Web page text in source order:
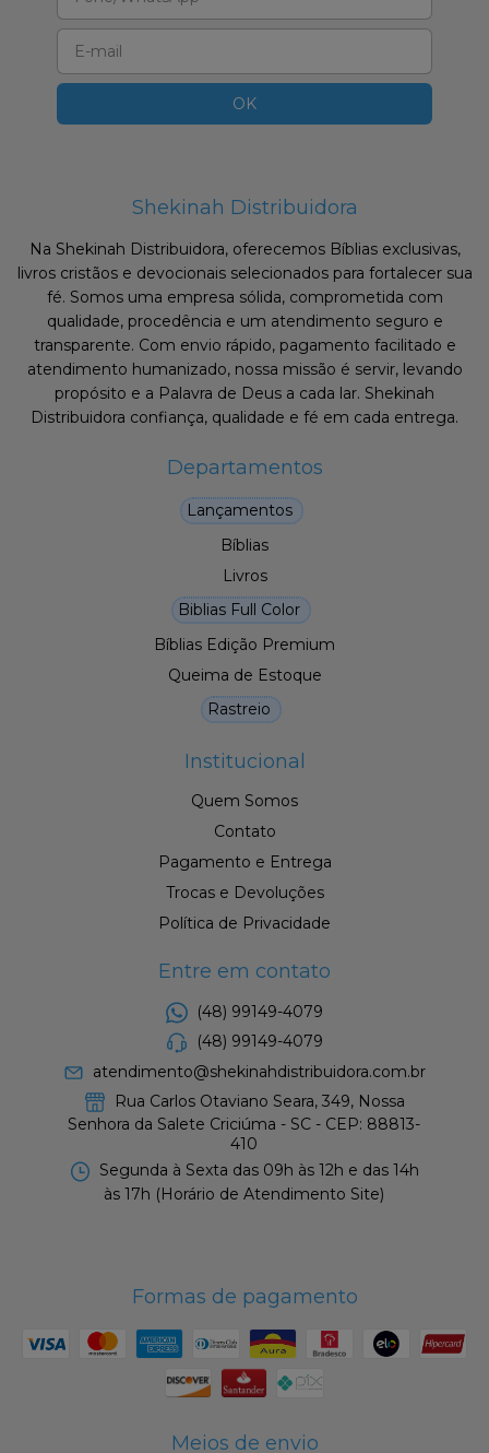
Shekinah Distribuidora
Na Shekinah Distribuidora, oferecemos Bíblias exclusivas,
livros cristãos e devocionais selecionados para fortalecer sua
fé. Somos uma empresa sólida, comprometida com
qualidade, procedência e um atendimento seguro e
transparente. Com envio rápido, pagamento facilitado e
atendimento humanizado, nossa missão é servir, levando
propósito e a Palavra de Deus a cada lar. Shekinah
Distribuidora confiança, qualidade e fé em cada entrega.
Departamentos
Lançamentos
Bíblias
Livros
Biblias Full Color
Bíblias Edição Premium
Queima de Estoque
Rastreio
Institucional
Quem Somos
Contato
Pagamento e Entrega
Trocas e Devoluções
Política de Privacidade
Entre em contato
(48) 99149-4079
(48) 99149-4079
atendimento@shekinahdistribuidora.com.br
Rua Carlos Otaviano Seara, 349, Nossa
Senhora da Salete Criciúma - SC - CEP: 88813-
410
Segunda à Sexta das 09h às 12h e das 14h
às 17h (Horário de Atendimento Site)
Formas de pagamento
Meios de envio